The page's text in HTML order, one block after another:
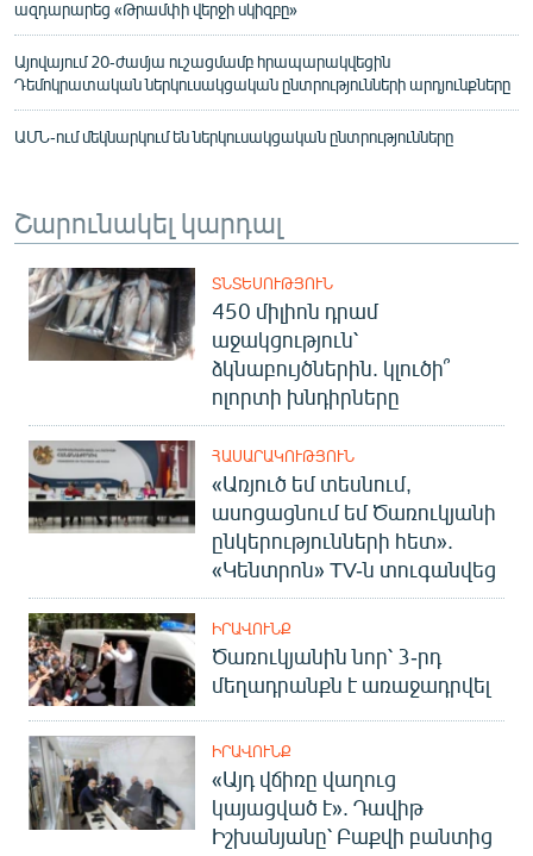
ազդարարեց «Թրամփի վերջի սկիզբը»
Այովայում 20-ժամյա ուշացմամբ հրապարակվեցին
Դեմոկրատական ներկուսակցական ընտրությունների արդյունքները
ԱՄՆ-ում մեկնարկում են ներկուսակցական ընտրությունները
Շարունակել կարդալ
ՏՆՏԵՍՈՒԹՅՈՒՆ
450 միլիոն դրամ
աջակցություն՝
ձկնաբույծներին. կլուծի՞
ոլորտի խնդիրները
ՀԱՍԱՐԱԿՈՒԹՅՈՒՆ
«Առյուծ եմ տեսնում,
ասոցացնում եմ Ծառուկյանի
ընկերությունների հետ».
«Կենտրոն» TV-ն տուգանվեց
ԻՐԱՎՈՒՆՔ
Ծառուկյանին նոր՝ 3-րդ
մեղադրանքն է առաջադրվել
ԻՐԱՎՈՒՆՔ
«Այդ վճիռը վաղուց
կայացված է». Դավիթ
Իշխանյանը՝ Բաքվի բանտից